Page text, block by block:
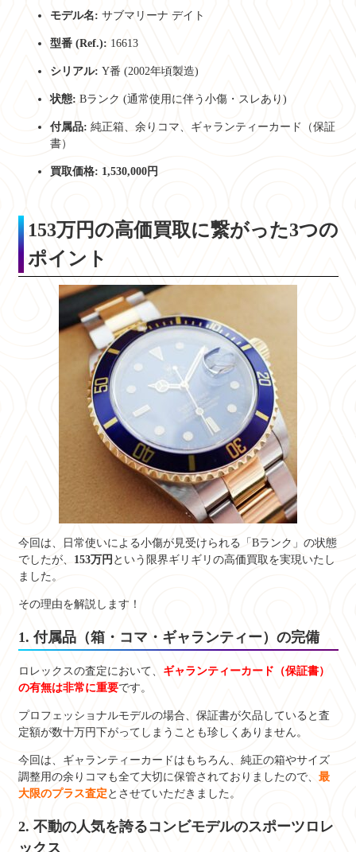
モデル名: サブマリーナ デイト
型番 (Ref.): 16613
シリアル: Y番 (2002年頃製造)
状態: Bランク (通常使用に伴う小傷・スレあり)
付属品: 純正箱、余りコマ、ギャランティーカード（保証
書）
買取価格: 1,530,000円
153万円の高価買取に繋がった3つの
ポイント
今回は、日常使いによる小傷が見受けられる「Bランク」の状態
でしたが、 153万円 という限界ギリギリの高価買取を実現いたし
ました。
その理由を解説します！
1. 付属品（箱・コマ・ギャランティー）の完備
ロレックスの査定において、 ギャランティーカード（保証書）
の有無は非常に重要です。
プロフェッショナルモデルの場合、保証書が欠品していると査
定額が数十万円下がってしまうことも珍しくありません。
今回は、ギャランティーカードはもちろん、純正の箱やサイズ
調整用の余りコマも全て大切に保管されておりましたので、 最
大限のプラス査定 とさせていただきました。
2. 不動の人気を誇るコンビモデルのスポーツロレ
ックス